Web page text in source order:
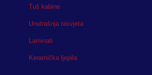
Tuš kabine
Unutrašnja rasvjeta
Laminati
Keramička ljepila